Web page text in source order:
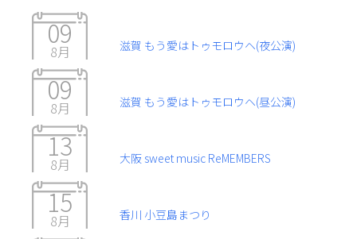
09
8月 滋賀 もう愛はトゥモロウヘ(夜公演)
09
8月 滋賀 もう愛はトゥモロウヘ(昼公演)
13
8月 大阪 sweet music ReMEMBERS
15
8月 香川 小豆島まつり